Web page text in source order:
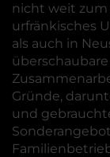
nicht weit zum
urfränkisches
als auch in
Gründe,
und